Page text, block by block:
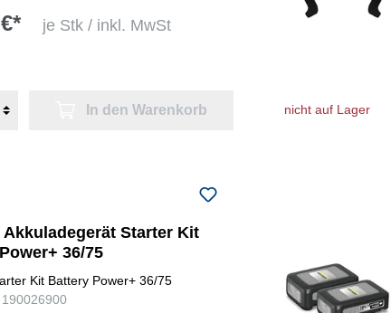
je Stk / inkl. MwSt
In den Warenkorb nicht auf Lager
Akkuladegerät Starter Kit
36/75
Kit Battery Power+ 36/75